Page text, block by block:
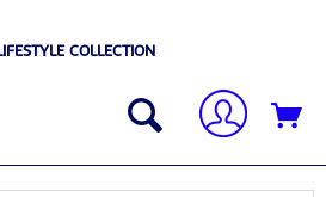
COLLECTION